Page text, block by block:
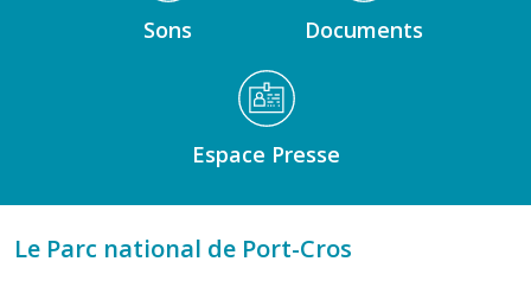
Sons Documents
Espace Presse
Le Parc national de Port-Cros